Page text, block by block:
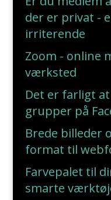
der er privat -
irriterende
Zoom - online
værksted
Det er farligt
grupper på
Brede billeder
format til
Farvepalet til
smarte